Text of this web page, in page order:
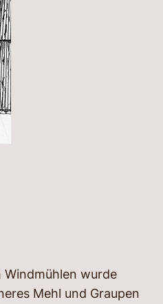
Windmühlen wurde
Mehl und Graupen